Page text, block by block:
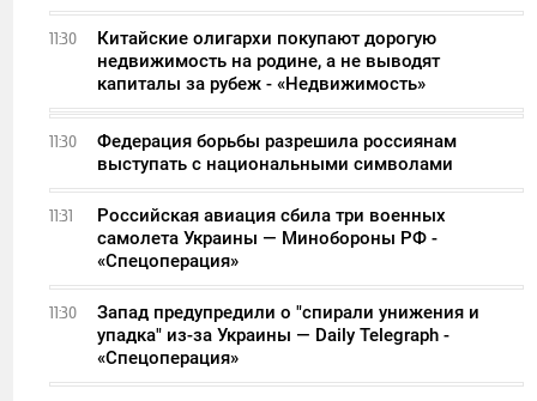
11:30
Китайские олигархи покупают дорогую
недвижимость на родине, а не выводят
капиталы за рубеж - «Недвижимость»
11:30
Федерация борьбы разрешила россиянам
выступать с национальными символами
11:31
Российская авиация сбила три военных
самолета Украины — Минобороны РФ -
«Спецоперация»
11:30
Запад предупредили о "спирали унижения и
упадка" из-за Украины — Daily Telegraph -
«Спецоперация»